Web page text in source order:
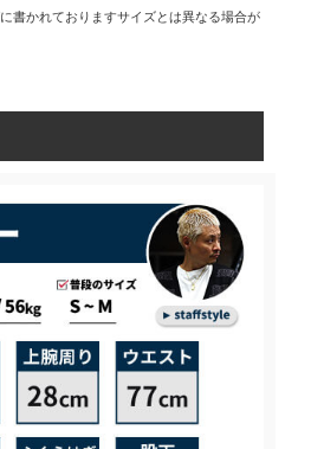
書かれておりますサイズとは異なる場合が